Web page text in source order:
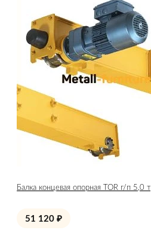
Балка концевая опорная TOR г/п 5,0 т
51 120 ₽